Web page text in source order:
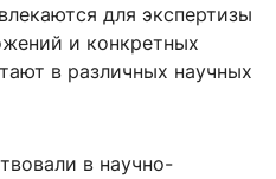
для экспертизы
и конкретных
в различных научных
в научно-